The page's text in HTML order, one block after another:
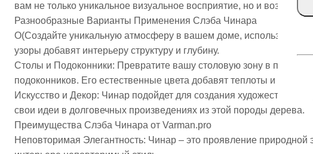
вам не только уникальное визуальное восприятие, но и
Разнообразные Варианты Применения Слэба Чинара
О(Создайте уникальную атмосферу в вашем доме, используя
узоры добавят интерьеру структуру и глубину.
Столы и Подоконники: Превратите вашу столовую зону в
подоконников. Его естественные цвета добавят теплоты и
Искусство и Декор: Чинар подойдет для создания
свои идеи в долговечных произведениях из этой породы дерева.
Преимущества Слэба Чинара от Varman.pro
Неповторимая Элегантность: Чинар – это проявление природной